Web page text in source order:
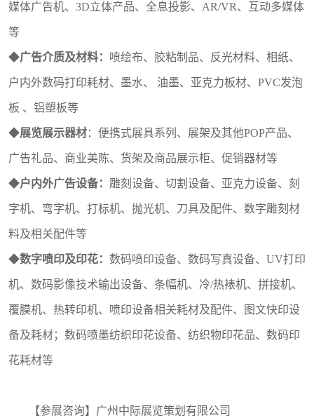
媒体广告机、 3D立体产品、全息投影、 AR/VR、互动多媒体
等
◆广告介质及材料： 喷绘布、胶粘制品、反光材料、相纸、
户内外数码打印耗材、墨水、 油墨、亚克力板材、 PVC发泡
板 、铝塑板等
◆展览展示器材：便携式展具系列、展架及其他POP产品、
广告礼品、商业美陈、货架及商品展示柜、促销器材等
◆户内外广告设备： 雕刻设备、切割设备、亚克力设备、刻
字机、弯字机、打标机、抛光机、刀具及配件、数字雕刻材
料及相关配件等
◆数字喷印及印花： 数码喷印设备、数码写真设备、 UV打印
机、数码影像技术输出设备、条幅机、冷/热裱机、拼接机、
覆膜机、热转印机、喷印设备相关耗材及配件、图文快印设
备及耗材；数码喷墨纺织印花设备、纺织物印花品、数码印
花耗材等
【参展咨询】广州中际展览策划有限公司